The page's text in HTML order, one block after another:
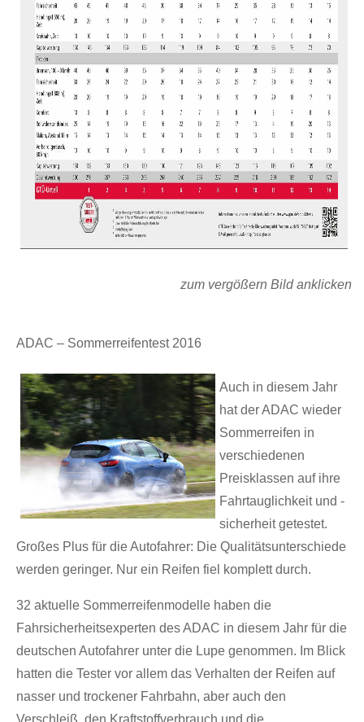
zum vergößern Bild anklicken
ADAC – Sommerreifentest 2016
Auch in diesem Jahr
hat der ADAC wieder
Sommerreifen in
verschiedenen
Preisklassen auf ihre
Fahrtauglichkeit und -
sicherheit getestet.
Großes Plus für die Autofahrer: Die Qualitätsunterschiede
werden geringer. Nur ein Reifen fiel komplett durch.
32 aktuelle Sommerreifenmodelle haben die
Fahrsicherheitsexperten des ADAC in diesem Jahr für die
deutschen Autofahrer unter die Lupe genommen. Im Blick
hatten die Tester vor allem das Verhalten der Reifen auf
nasser und trockener Fahrbahn, aber auch den
Verschleiß, den Kraftstoffverbrauch und die